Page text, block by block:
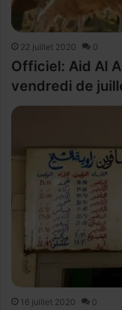
22 juillet 2020 0
Officiel: Aid Al
vendredi de
16 juillet 2020 0